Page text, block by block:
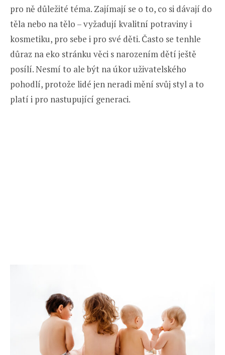
pro ně důležité téma. Zajímají se o to, co si dávají do
těla nebo na tělo – vyžadují kvalitní potraviny i
kosmetiku, pro sebe i pro své děti. Často se tenhle
důraz na eko stránku věci s narozením dětí ještě
posílí. Nesmí to ale být na úkor uživatelského
pohodlí, protože lidé jen neradi mění svůj styl a to
platí i pro nastupující generaci.